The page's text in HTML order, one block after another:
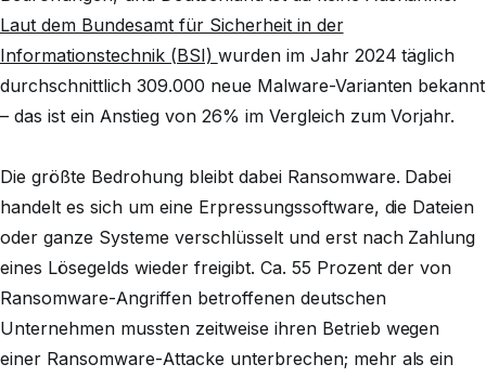
Laut dem Bundesamt für Sicherheit in der
Informationstechnik (BSI) wurden im Jahr 2024 täglich
durchschnittlich 309.000 neue Malware-Varianten bekannt
– das ist ein Anstieg von 26% im Vergleich zum Vorjahr.
Die größte Bedrohung bleibt dabei Ransomware. Dabei
handelt es sich um eine Erpressungssoftware, die Dateien
oder ganze Systeme verschlüsselt und erst nach Zahlung
eines Lösegelds wieder freigibt. Ca. 55 Prozent der von
Ransomware-Angriffen betroffenen deutschen
Unternehmen mussten zeitweise ihren Betrieb wegen
einer Ransomware-Attacke unterbrechen; mehr als ein